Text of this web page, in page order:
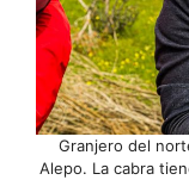
Granjero del
Alepo. La cabra